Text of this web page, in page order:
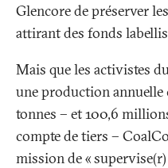
Glencore de préserver
attirant des fonds
Mais que les activistes
une production annuelle
tonnes – et 100,6
compte de tiers –
mission de «